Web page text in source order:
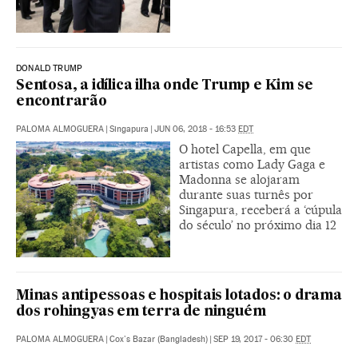
DONALD TRUMP
Sentosa, a idílica ilha onde Trump e Kim se
encontrarão
PALOMA ALMOGUERA | Singapura | JUN 06, 2018 - 16:53 EDT
O hotel Capella, em que
artistas como Lady Gaga e
Madonna se alojaram
durante suas turnês por
Singapura, receberá a ‘cúpula
do século’ no próximo dia 12
Minas antipessoas e hospitais lotados: o drama
dos rohingyas em terra de ninguém
PALOMA ALMOGUERA | Cox's Bazar (Bangladesh) | SEP 19, 2017 - 06:30 EDT